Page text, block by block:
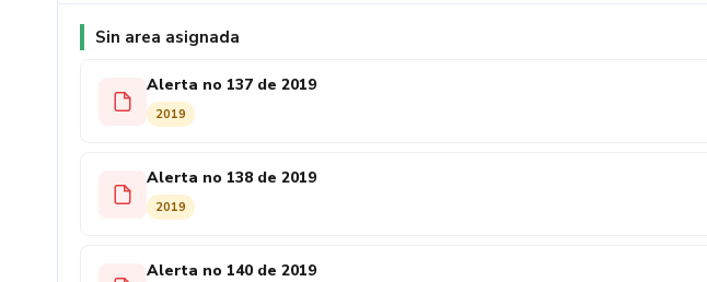
Sin area asignada
Alerta no 137 de 2019
2019
Alerta no 138 de 2019
2019
Alerta no 140 de 2019